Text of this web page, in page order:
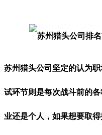
苏州猎头公司坚定的认为
试环节则是每次战斗前的
业还是个人，如果想要取